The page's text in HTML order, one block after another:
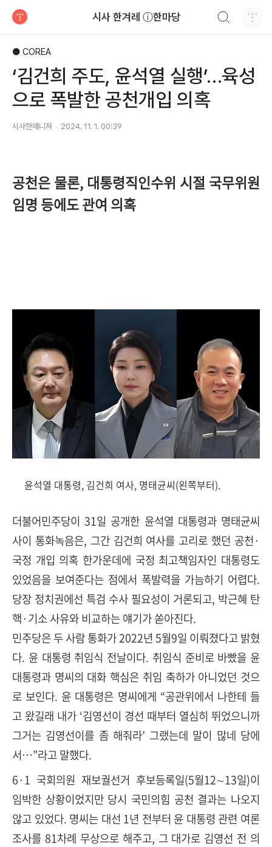
시사 한겨레 ⓘ한마당
● COREA
‘김건희 주도, 윤석열 실행’…육성
으로 폭발한 공천개입 의혹
시사한매니져 2024. 11. 1. 00:39
공천은 물론, 대통령직인수위 시절 국무위원
임명 등에도 관여 의혹
윤석열 대통령, 김건희 여사, 명태균씨(왼쪽부터).
더불어민주당이 31일 공개한 윤석열 대통령과 명태균씨
사이 통화녹음은, 그간 김건희 여사를 고리로 했던 공천·
국정 개입 의혹 한가운데에 국정 최고책임자인 대통령도
있었음을 보여준다는 점에서 폭발력을 가늠하기 어렵다.
당장 정치권에선 특검 수사 필요성이 거론되고, 박근혜 탄
핵·기소 사유와 비교하는 얘기가 쏟아진다.
민주당은 두 사람 통화가 2022년 5월9일 이뤄졌다고 밝혔
다. 윤 대통령 취임식 전날이다. 취임식 준비로 바빴을 윤
대통령과 명씨의 대화 핵심은 취임 축하가 아니었던 것으
로 보인다. 윤 대통령은 명씨에게 “공관위에서 나한테 들
고 왔길래 내가 ‘김영선이 경선 때부터 열심히 뛰었으니까
그거는 김영선이를 좀 해줘라’ 그랬는데 말이 많네 당에
서…”라고 말했다.
6·1 국회의원 재보궐선거 후보등록일(5월12∼13일)이
임박한 상황이었지만 당시 국민의힘 공천 결과는 나오지
않고 있었다. 명씨는 대선 1년 전부터 윤 대통령 관련 여론
조사를 81차례 무상으로 해주고, 그 대가로 김영선 전 의